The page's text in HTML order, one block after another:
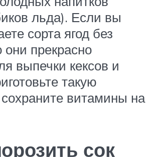
льда). Если вы
сорта ягод без
они прекрасно
выпечки кексов и
такую
сохраните витамины на
сок